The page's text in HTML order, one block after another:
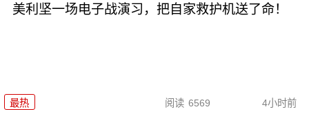
美利坚一场电子战演习，把自家救护机送了命！
最热 阅读 6569 4小时前